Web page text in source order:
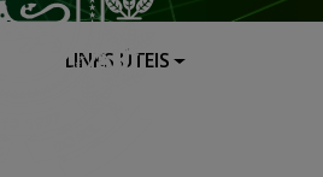
LINKS ÚTEIS